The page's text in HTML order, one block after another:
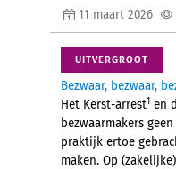
11 maart 2026
UITVERGROOT
Bezwaar, bezwaar,
Het Kerst-arrest1 en
bezwaarmakers
praktijk ertoe
maken. Op